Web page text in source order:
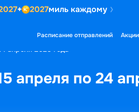
+ 2027миль каждому
Расписание отправлений
апреля 2028 года
апреля по 24